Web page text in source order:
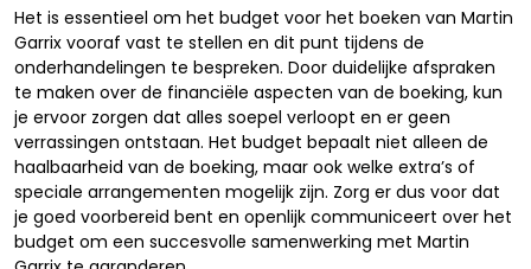
Het is essentieel om het budget voor het boeken van Martin
Garrix vooraf vast te stellen en dit punt tijdens de
onderhandelingen te bespreken. Door duidelijke afspraken
te maken over de financiële aspecten van de boeking, kun
je ervoor zorgen dat alles soepel verloopt en er geen
verrassingen ontstaan. Het budget bepaalt niet alleen de
haalbaarheid van de boeking, maar ook welke extra’s of
speciale arrangementen mogelijk zijn. Zorg er dus voor dat
je goed voorbereid bent en openlijk communiceert over het
budget om een succesvolle samenwerking met Martin